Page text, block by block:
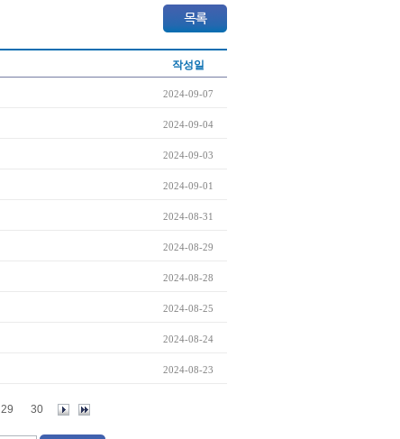
작성일
2024-09-07
2024-09-04
2024-09-03
2024-09-01
2024-08-31
2024-08-29
2024-08-28
2024-08-25
2024-08-24
2024-08-23
29 30